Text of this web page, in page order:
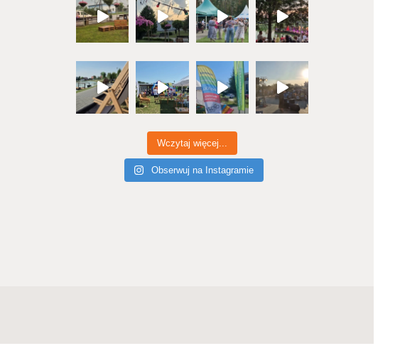
Wczytaj więcej...
Obserwuj na Instagramie